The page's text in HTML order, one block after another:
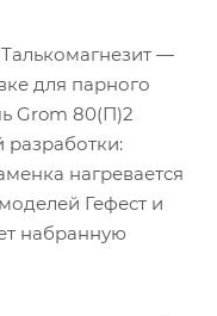
—
для парного
Grom 80(П)2
разработки:
нагревается
Гефест и
набранную